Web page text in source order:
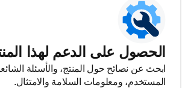
الحصول على الدعم لهذا
ابحث عن نصائح حول المنتج، والأسئلة
المستخدم، ومعلومات السلامة والامتثال.